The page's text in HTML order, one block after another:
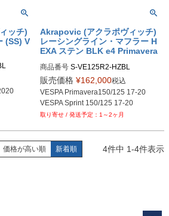
ッチ)
(SS) V
Akrapovic (アクラポヴィッチ)
レーシングライン・マフラー H
EXA ステン BLK e4 Primavera
商品番号
販売価格 ¥162,000税込
VESPA Primavera150/125 17-20
VESPA Sprint 150/125 17-20
1～2ヶ月
価格が高い順 新着順 4件中 1-4件表示